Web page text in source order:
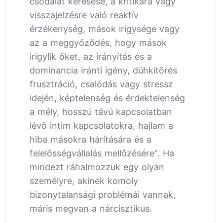
visszajelzésre való reaktív
érzékenység, mások irigysége vagy
az a meggyőződés, hogy mások
irigylik őket, az irányítás és a
dominancia iránti igény, dühkitörés
frusztráció, csalódás vagy stressz
idején, képtelenség és érdektelenség
a mély, hosszú távú kapcsolatban
lévő intim kapcsolatokra, hajlam a
hiba másokra hárítására és a
felelősségvállalás mellőzésére". Ha
mindezt ráhalmozzuk egy olyan
személyre, akinek komoly
bizonytalansági problémái vannak,
máris megvan a nárcisztikus.